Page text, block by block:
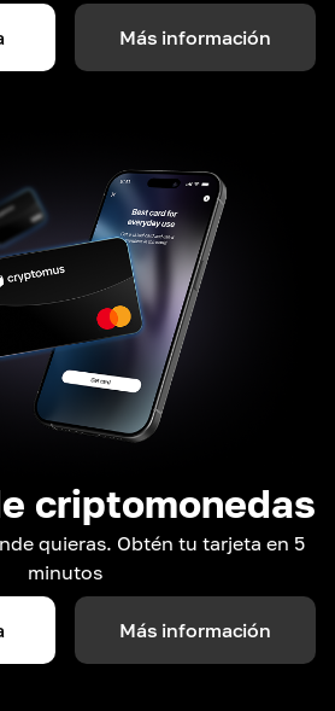
Más información
criptomonedas
quieras. Obtén tu tarjeta en 5
minutos
Más información